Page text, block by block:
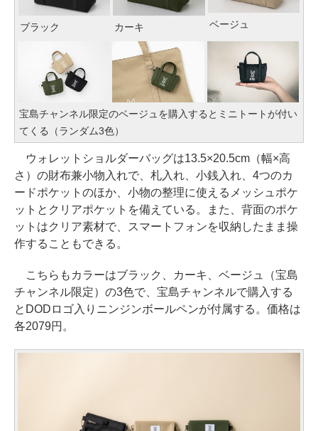
ブラック カーキ ベージュ
宝島チャンネル限定のベージュを購入するとミニトートが付い
てくる（ランダム3色）
ウォレットショルダーバッグは13.5×20.5cm（幅×高
さ）の財布兼小物入れで、札入れ、小銭入れ、4つのカ
ードポケットのほか、小物の整理に使えるメッシュポケ
ットとクリアポケットを備えている。また、背面のポケ
ットはクリア素材で、スマートフォンを収納したまま操
作することもできる。
こちらもカラーはブラック、カーキ、ベージュ（宝島
チャンネル限定）の3色で、宝島チャンネルで購入する
とDODロゴ入りニンジンボールペンが付属する。価格は
各2079円。